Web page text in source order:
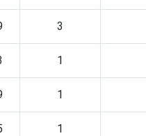
3
1
1
1